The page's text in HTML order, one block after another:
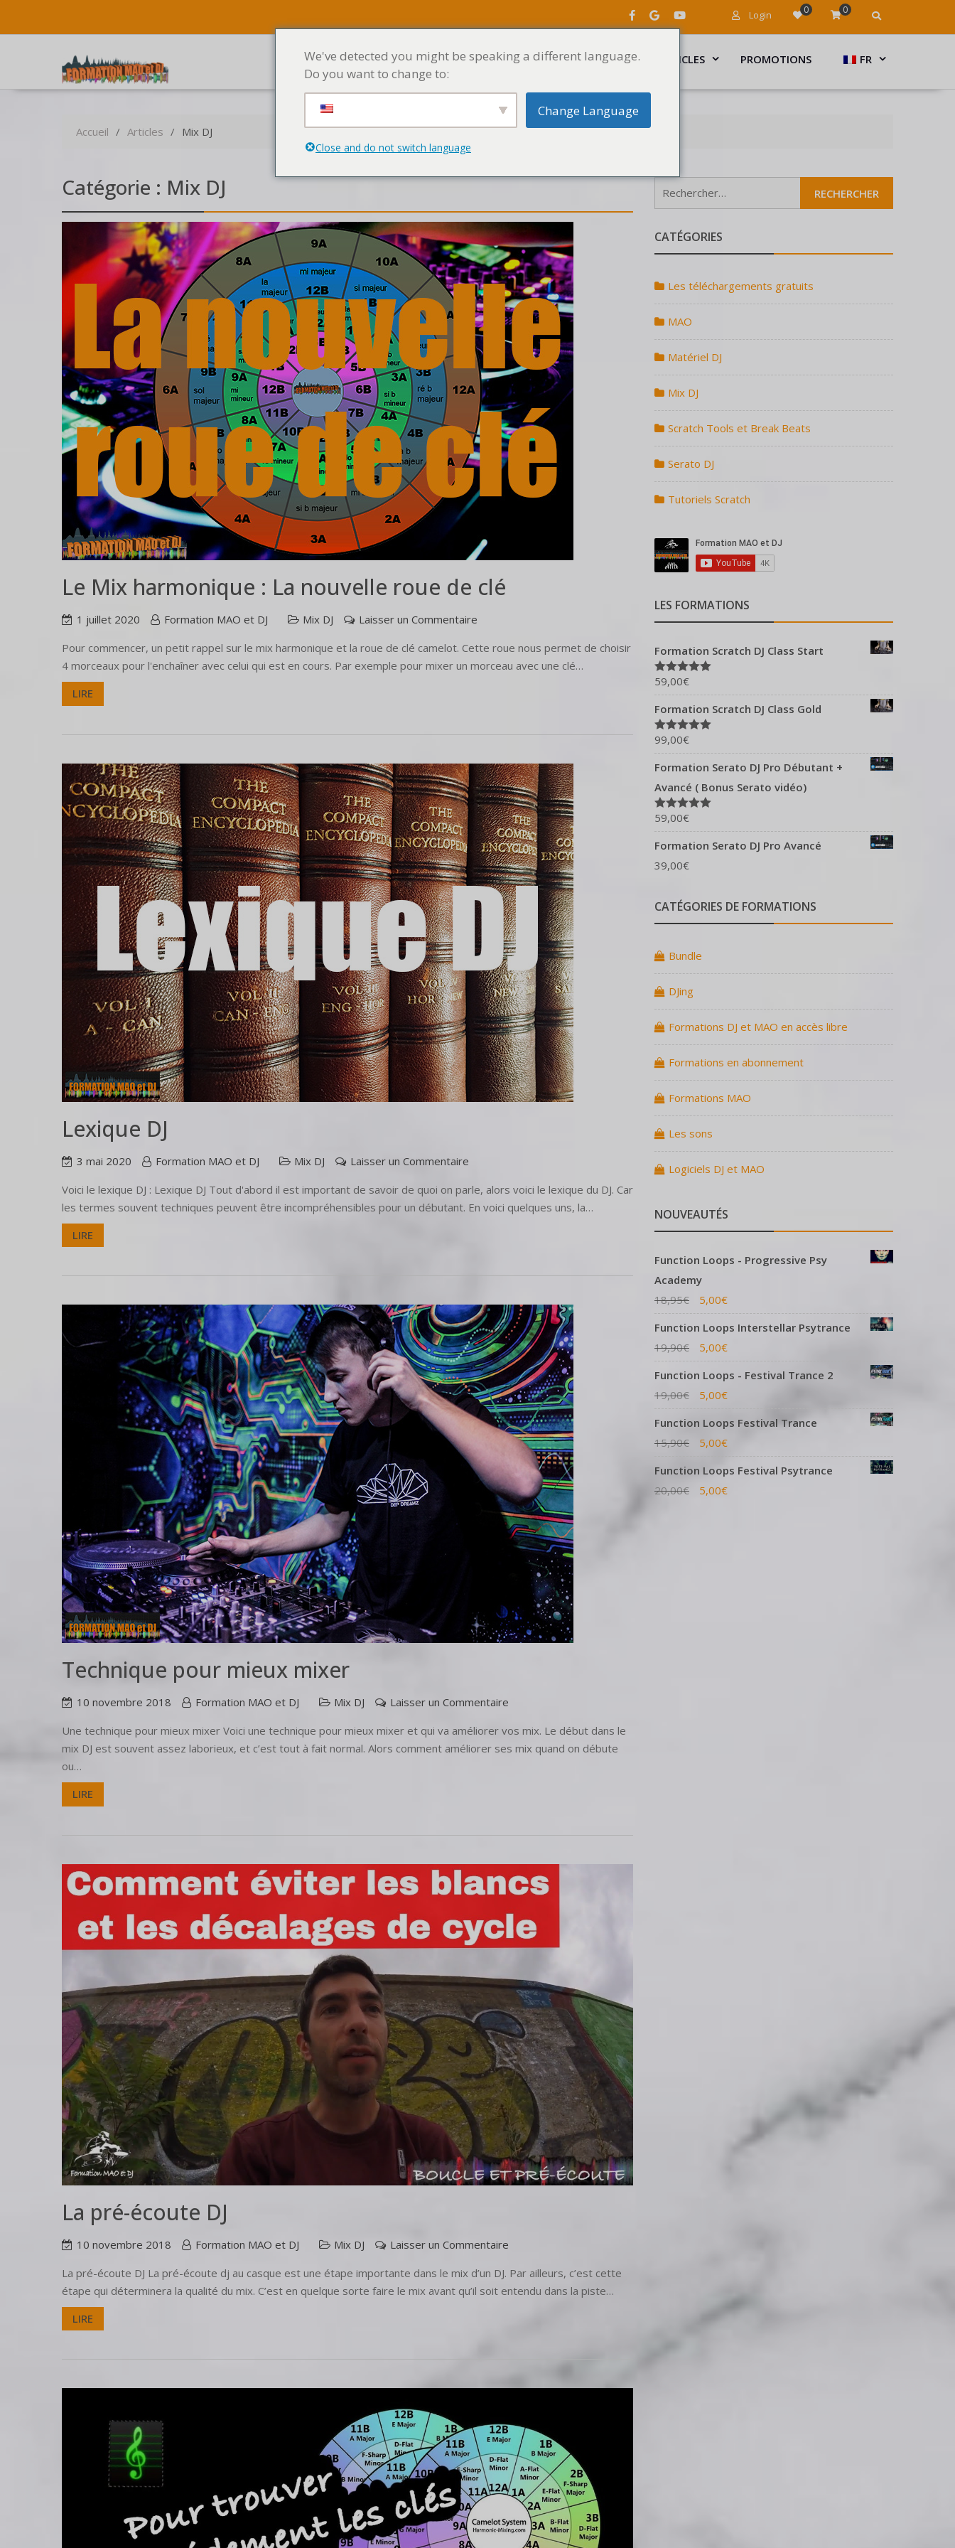
Login 0 0
ACCUEIL MENU ARTICLES PROMOTIONS FR
Accueil Articles Mix DJ
Catégorie : Mix DJ
Le Mix harmonique : La nouvelle roue de clé
1 juillet 2020 Formation MAO et DJ Mix DJ
Laisser un Commentaire
Pour commencer, un petit rappel sur le mix harmonique et la roue de clé camelot. Cette roue nous permet de choisir
4 morceaux pour l'enchaîner avec celui qui est en cours. Par exemple pour mixer un morceau avec une clé…
LIRE
Lexique DJ
3 mai 2020 Formation MAO et DJ Mix DJ
Laisser un Commentaire
Voici le lexique DJ : Lexique DJ Tout d'abord il est important de savoir de quoi on parle, alors voici le lexique du DJ. Car
les termes souvent techniques peuvent être incompréhensibles pour un débutant. En voici quelques uns, la…
LIRE
Technique pour mieux mixer
10 novembre 2018 Formation MAO et DJ Mix DJ
Laisser un Commentaire
Une technique pour mieux mixer Voici une technique pour mieux mixer et qui va améliorer vos mix. Le début dans le
mix DJ est souvent assez laborieux, et c’est tout à fait normal. Alors comment améliorer ses mix quand on débute
ou…
LIRE
La pré-écoute DJ
10 novembre 2018 Formation MAO et DJ Mix DJ
Laisser un Commentaire
La pré-écoute DJ La pré-écoute dj au casque est une étape importante dans le mix d’un DJ. Par ailleurs, c’est cette
étape qui déterminera la qualité du mix. C’est en quelque sorte faire le mix avant qu’il soit entendu dans la piste…
LIRE
CATÉGORIES
Les téléchargements gratuits
MAO
Matériel DJ
Mix DJ
Scratch Tools et Break Beats
Serato DJ
Tutoriels Scratch
LES FORMATIONS
Formation Scratch DJ Class Start
Note5.00
sur 5
59,00€
Formation Scratch DJ Class Gold
Note5.00
sur 5
99,00€
Formation Serato DJ Pro Débutant +
Avancé ( Bonus Serato vidéo)
Note5.00
sur 5
59,00€
Formation Serato DJ Pro Avancé
39,00€
CATÉGORIES DE FORMATIONS
Bundle
DJing
Formations DJ et MAO en accès libre
Formations en abonnement
Formations MAO
Les sons
Logiciels DJ et MAO
NOUVEAUTÉS
Function Loops - Progressive Psy
Academy
18,95€ 5,00€
Function Loops Interstellar Psytrance
19,90€ 5,00€
Function Loops - Festival Trance 2
19,00€ 5,00€
Function Loops Festival Trance
15,90€ 5,00€
Function Loops Festival Psytrance
20,00€ 5,00€
We've detected you might be speaking a different language.
Do you want to change to:
Change Language
Close and do not switch language